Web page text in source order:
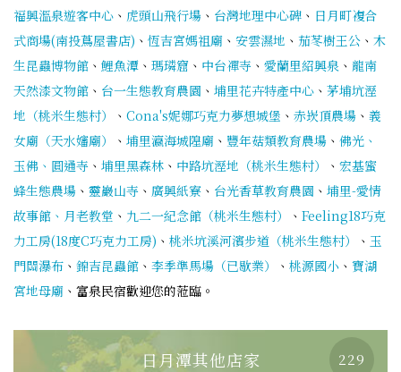
福興溫泉遊客中心 、 虎頭山飛行場 、 台灣地理中心碑 、 日月町複合
式商場(南投蔦屋書店) 、 恆吉宮媽祖廟 、 安雲濕地 、 茄苳樹王公 、 木
生昆蟲博物館 、 鯉魚潭 、 瑪璘窟 、 中台禪寺 、 愛蘭里紹興泉 、 龍南
天然漆文物館 、 台一生態教育農園 、 埔里花卉特產中心 、 茅埔坑溼
地（桃米生態村）
、 Cona's妮娜巧克力夢想城堡 、 赤崁頂農場 、 義
女廟（天水嬸廟）
、 埔里瀛海城隍廟 、 豐年菇類教育農場 、 佛光、
玉佛、圓通寺 、 埔里黑森林 、 中路坑溼地（桃米生態村） 、 宏基蜜
蜂生態農場 、 靈巖山寺 、 廣興紙寮 、 台光香草教育農園 、 埔里-愛情
故事館、月老教堂 、 九二一紀念館（桃米生態村） 、 Feeling18巧克
力工房(18度C巧克力工房) 、 桃米坑溪河濱步道（桃米生態村） 、 玉
門關瀑布 、 錦吉昆蟲館 、 李季準馬場（已歇業） 、 桃源國小 、 寶湖
宮地母廟 、富泉民宿歡迎您的蒞臨。
日月潭其他店家 229